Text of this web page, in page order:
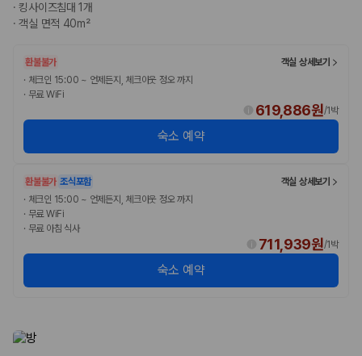
·킹사이즈침대 1개
·객실 면적 40m²
환불불가
객실 상세보기
· 체크인 15:00 ~ 언제든지, 체크아웃 정오 까지
· 무료 WiFi
619,886원/1박
숙소 예약
환불불가 조식포함
객실 상세보기
· 체크인 15:00 ~ 언제든지, 체크아웃 정오 까지
· 무료 WiFi
· 무료 아침 식사
711,939원/1박
숙소 예약